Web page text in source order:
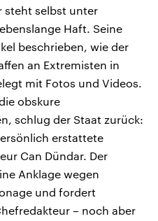
steht selbst unter
Haft. Seine
beschrieben, wie der
an Extremisten in
mit Fotos und Videos.
obskure
schlug der Staat zurück:
erstattete
Can Dündar. Der
Anklage wegen
und fordert
– noch aber